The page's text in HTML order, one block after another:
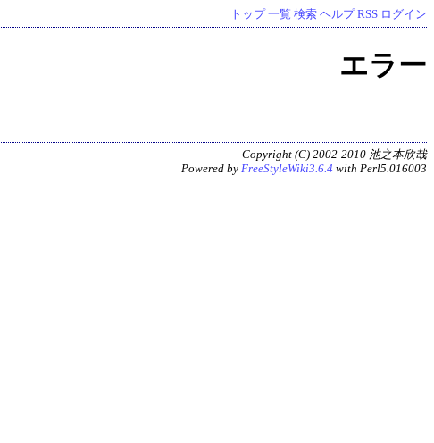
トップ 一覧 検索 ヘルプ RSS ログイン
エラー
Copyright (C) 2002-2010 池之本欣哉
Powered by FreeStyleWiki3.6.4 with Perl5.016003